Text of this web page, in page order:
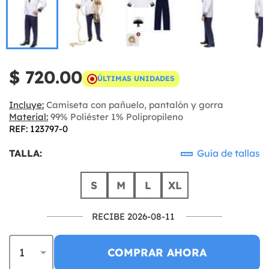
$ 720.00 ÚLTIMAS UNIDADES
Incluye: Camiseta con pañuelo, pantalón y gorra
Material: 99% Poliéster 1% Polipropileno
REF: 123797-0
TALLA: Guía de tallas
S M L XL
RECIBE 2026-08-11
COMPRAR AHORA